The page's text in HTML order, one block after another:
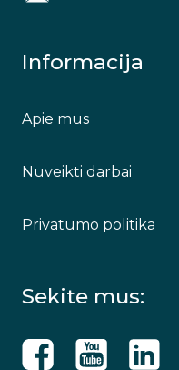
Informacija
Apie mus
Nuveikti darbai
Privatumo politika
Sekite mus: